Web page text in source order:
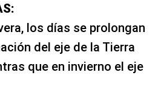
los días se prolongan
del eje de la Tierra
que en invierno el eje